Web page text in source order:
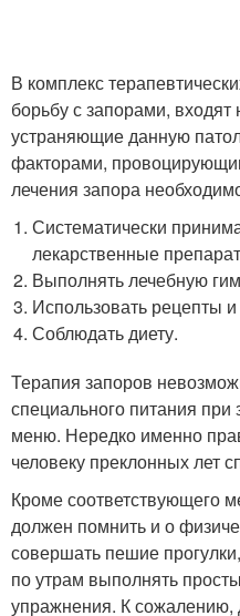
В комплекс
борьбу с запорами,
устраняющие данную
факторами,
лечения запора
Систематически
лекарственные
Выполнять лечебную
Использовать рецепты
Соблюдать диету.
Терапия запоров
специального питания
меню. Нередко именно
человеку преклонных лет
Кроме соответствующего
должен помнить и о
совершать пешие
по утрам выполнять
упражнения. К сожалению,